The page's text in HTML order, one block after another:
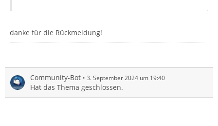
danke für die Rückmeldung!
Community-Bot 3. September 2024 um 19:40
Hat das Thema geschlossen.